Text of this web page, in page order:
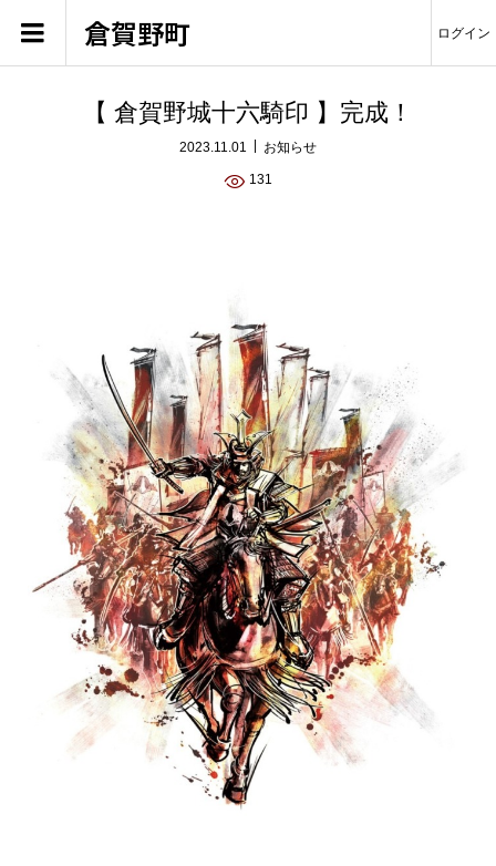
倉賀野町 ログイン
【 倉賀野城十六騎印 】完成！
2023.11.01 お知らせ
131